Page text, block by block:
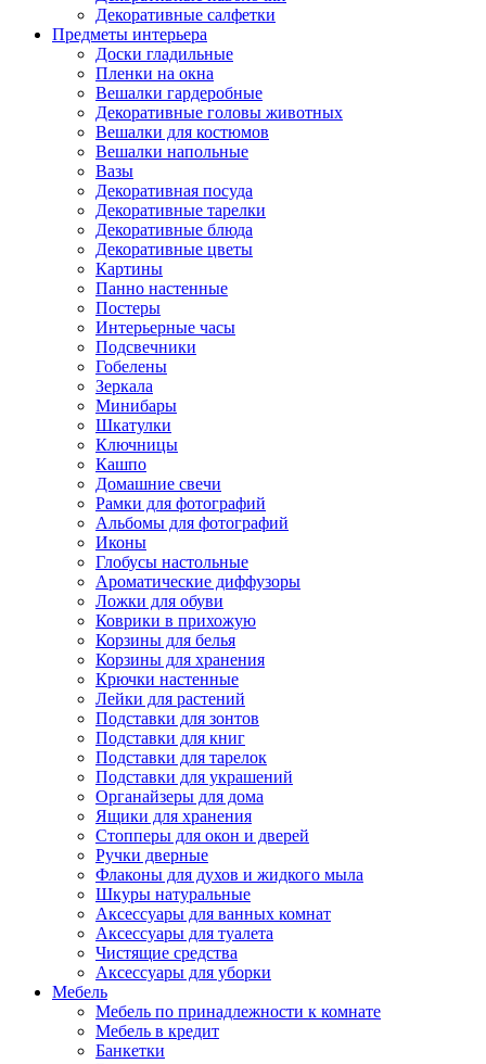
Декоративные салфетки
Предметы интерьера
Доски гладильные
Пленки на окна
Вешалки гардеробные
Декоративные головы животных
Вешалки для костюмов
Вешалки напольные
Вазы
Декоративная посуда
Декоративные тарелки
Декоративные блюда
Декоративные цветы
Картины
Панно настенные
Постеры
Интерьерные часы
Подсвечники
Гобелены
Зеркала
Минибары
Шкатулки
Ключницы
Кашпо
Домашние свечи
Рамки для фотографий
Альбомы для фотографий
Иконы
Глобусы настольные
Ароматические диффузоры
Ложки для обуви
Коврики в прихожую
Корзины для белья
Корзины для хранения
Крючки настенные
Лейки для растений
Подставки для зонтов
Подставки для книг
Подставки для тарелок
Подставки для украшений
Органайзеры для дома
Ящики для хранения
Стопперы для окон и дверей
Ручки дверные
Флаконы для духов и жидкого мыла
Шкуры натуральные
Аксессуары для ванных комнат
Аксессуары для туалета
Чистящие средства
Аксессуары для уборки
Мебель
Мебель по принадлежности к комнате
Мебель в кредит
Банкетки